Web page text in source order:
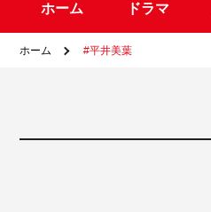
ホーム ドラマ
ホーム #平井美葉